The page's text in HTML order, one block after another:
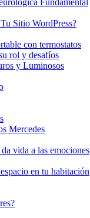
Sitio WordPress?
con termostatos
rol y desafíos
y Luminosos
Mercedes
vida a las emociones
en tu habitación